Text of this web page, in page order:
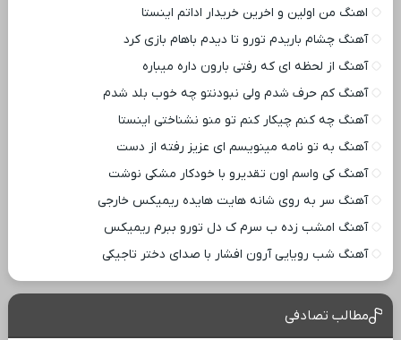
اهنگ من اولین و اخرین خریدار اداتم اینستا
آهنگ چشام باریدم تورو تا دیدم باهام بازی کرد
آهنگ از لحظه ای که رفتی بارون داره میباره
آهنگ کم حرف شدم ولی نبودنتو چه خوب بلد شدم
آهنگ چه کنم چیکار کنم تو منو نشناختی اینستا
آهنگ به تو نامه مینویسم ای عزیز رفته از دست
آهنگ کی واسم اون تقدیرو با خودکار مشکی نوشت
آهنگ سر به روی شانه هایت هایده ریمیکس خارجی
آهنگ امشب زده ب سرم ک دل تورو ببرم ریمیکس
آهنگ شب رویایی آرون افشار با صدای دختر تاجیکی
مطالب تصادفی